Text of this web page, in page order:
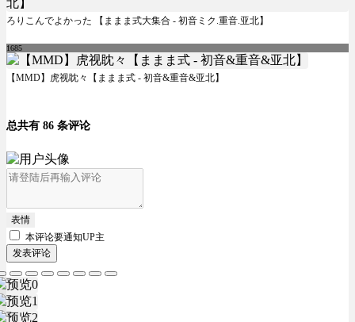
ろりこんでよかった 【ままま式大集合 - 初音ミク.重音.亚北】
1685
【MMD】虎视眈々【ままま式 - 初音&重音&亚北】
总共有 86 条评论
表情
本评论要通知UP主
发表评论